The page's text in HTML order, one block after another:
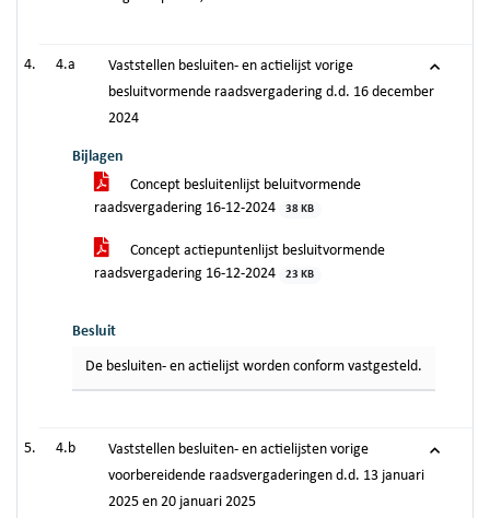
4.a
Vaststellen besluiten- en actielijst vorige
besluitvormende raadsvergadering d.d. 16 december
2024
Bijlagen
Concept besluitenlijst beluitvormende
raadsvergadering 16-12-2024
38 KB
Concept actiepuntenlijst besluitvormende
raadsvergadering 16-12-2024
23 KB
Besluit
De besluiten- en actielijst worden conform vastgesteld.
4.b
Vaststellen besluiten- en actielijsten vorige
voorbereidende raadsvergaderingen d.d. 13 januari
2025 en 20 januari 2025